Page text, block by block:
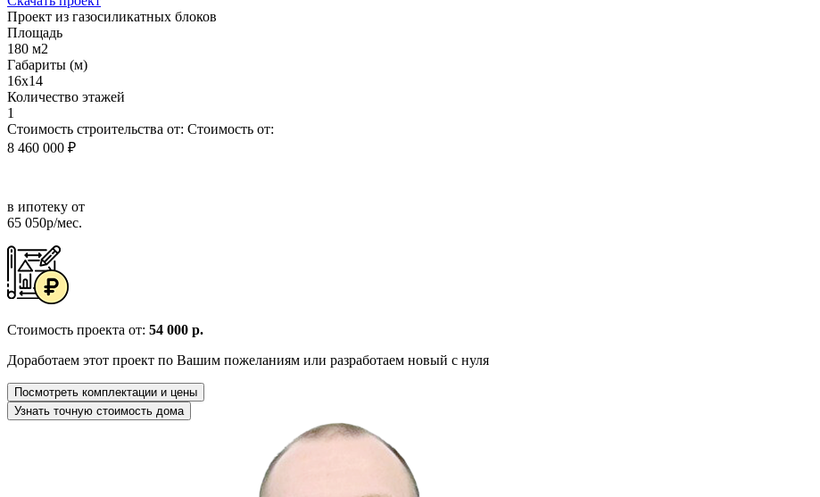
Проект из газосиликатных блоков
Площадь
180 м2
Габариты (м)
16x14
Количество этажей
1
Стоимость строительства от: Стоимость от:
8 460 000 ₽
в ипотеку от
65 050р/мес.
Стоимость проекта от: 54 000 р.
Доработаем этот проект по Вашим пожеланиям или разработаем новый с нуля
Посмотреть комплектации и цены
Узнать точную стоимость дома